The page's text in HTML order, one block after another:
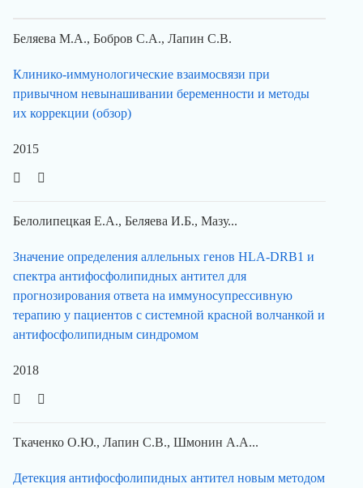
Беляева М.А., Бобров С.А., Лапин С.В.
Клинико-иммунологические взаимосвязи при
привычном невынашивании беременности и методы
их коррекции (обзор)
2015
Белолипецкая Е.А., Беляева И.Б., Мазу...
Значение определения аллельных генов HLA-DRB1 и
спектра антифосфолипидных антител для
прогнозирования ответа на иммуносупрессивную
терапию у пациентов с системной красной волчанкой и
антифосфолипидным синдромом
2018
Ткаченко О.Ю., Лапин С.В., Шмонин А.А...
Детекция антифосфолипидных антител новым методом